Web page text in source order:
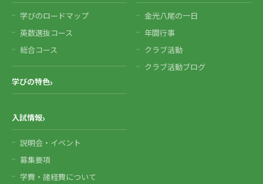
学びのロードマップ
英数選抜コース
総合コース
学びの特色
金光八尾の一日
年間行事
クラブ活動
クラブ活動ブログ
入試情報
説明会・イベント
募集要項
学費・諸経費について